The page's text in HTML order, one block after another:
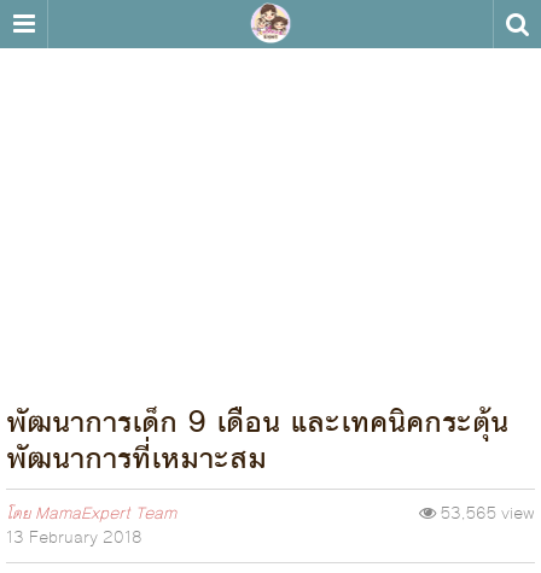
พัฒนาการเด็ก 9 เดือน และเทคนิคกระตุ้น
พัฒนาการที่เหมาะสม
โดยMamaExpert Team
13 February 2018
53,565 view